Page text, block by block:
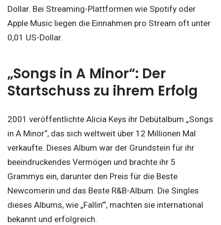
Dollar. Bei Streaming-Plattformen wie Spotify oder
Apple Music liegen die Einnahmen pro Stream oft unter
0,01 US-Dollar.
„Songs in A Minor“: Der
Startschuss zu ihrem Erfolg
2001 veröffentlichte Alicia Keys ihr Debütalbum „Songs
in A Minor“, das sich weltweit über 12 Millionen Mal
verkaufte. Dieses Album war der Grundstein für ihr
beeindruckendes Vermögen und brachte ihr 5
Grammys ein, darunter den Preis für die Beste
Newcomerin und das Beste R&B-Album. Die Singles
dieses Albums, wie „Fallin’“, machten sie international
bekannt und erfolgreich.